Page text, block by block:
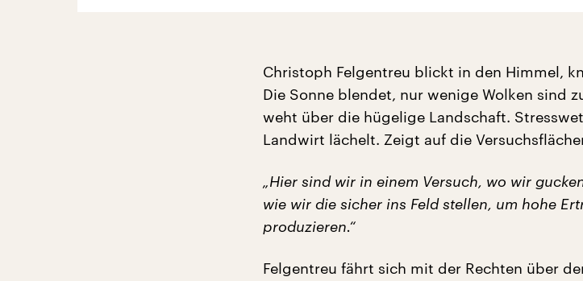
Christoph Felgentreu blickt in den Himmel,
Die Sonne blendet, nur wenige Wolken sind
weht über die hügelige Landschaft.
Landwirt lächelt. Zeigt auf die
„Hier sind wir in einem Versuch, wo wir
wie wir die sicher ins Feld stellen, um hohe
produzieren.“
Felgentreu fährt sich mit der Rechten über